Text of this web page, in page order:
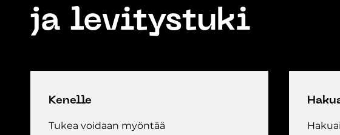
ja levitystuki
Kenelle
Tukea voidaan myöntää